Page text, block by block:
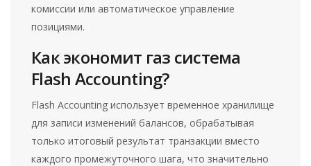
комиссии или автоматическое управление
позициями.
Как экономит газ система
Flash Accounting?
Flash Accounting использует временное хранилище
для записи изменений балансов, обрабатывая
только итоговый результат транзакции вместо
каждого промежуточного шага, что значительно